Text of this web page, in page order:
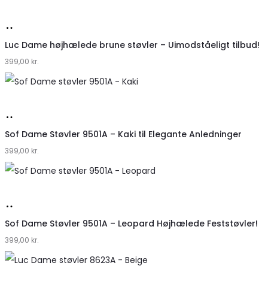
hos
Klædeskabet.dk
Luc Dame højhælede brune støvler – Uimodståeligt tilbud!
399,00 kr.
hos
Klædeskabet.dk
Sof Dame Støvler 9501A – Kaki til Elegante Anledninger
399,00 kr.
hos
Klædeskabet.dk
Sof Dame Støvler 9501A – Leopard Højhælede Feststøvler!
399,00 kr.